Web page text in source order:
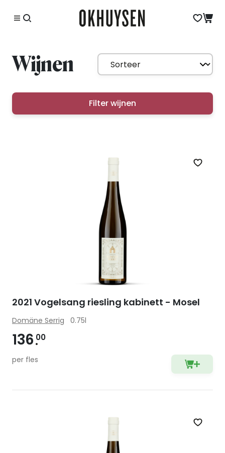
Wijnen
Filter wijnen
Zet
2021 Vogelsang riesling kabinett - Mosel
Domäne Serrig 0.75l
136 00
per fles
Zet